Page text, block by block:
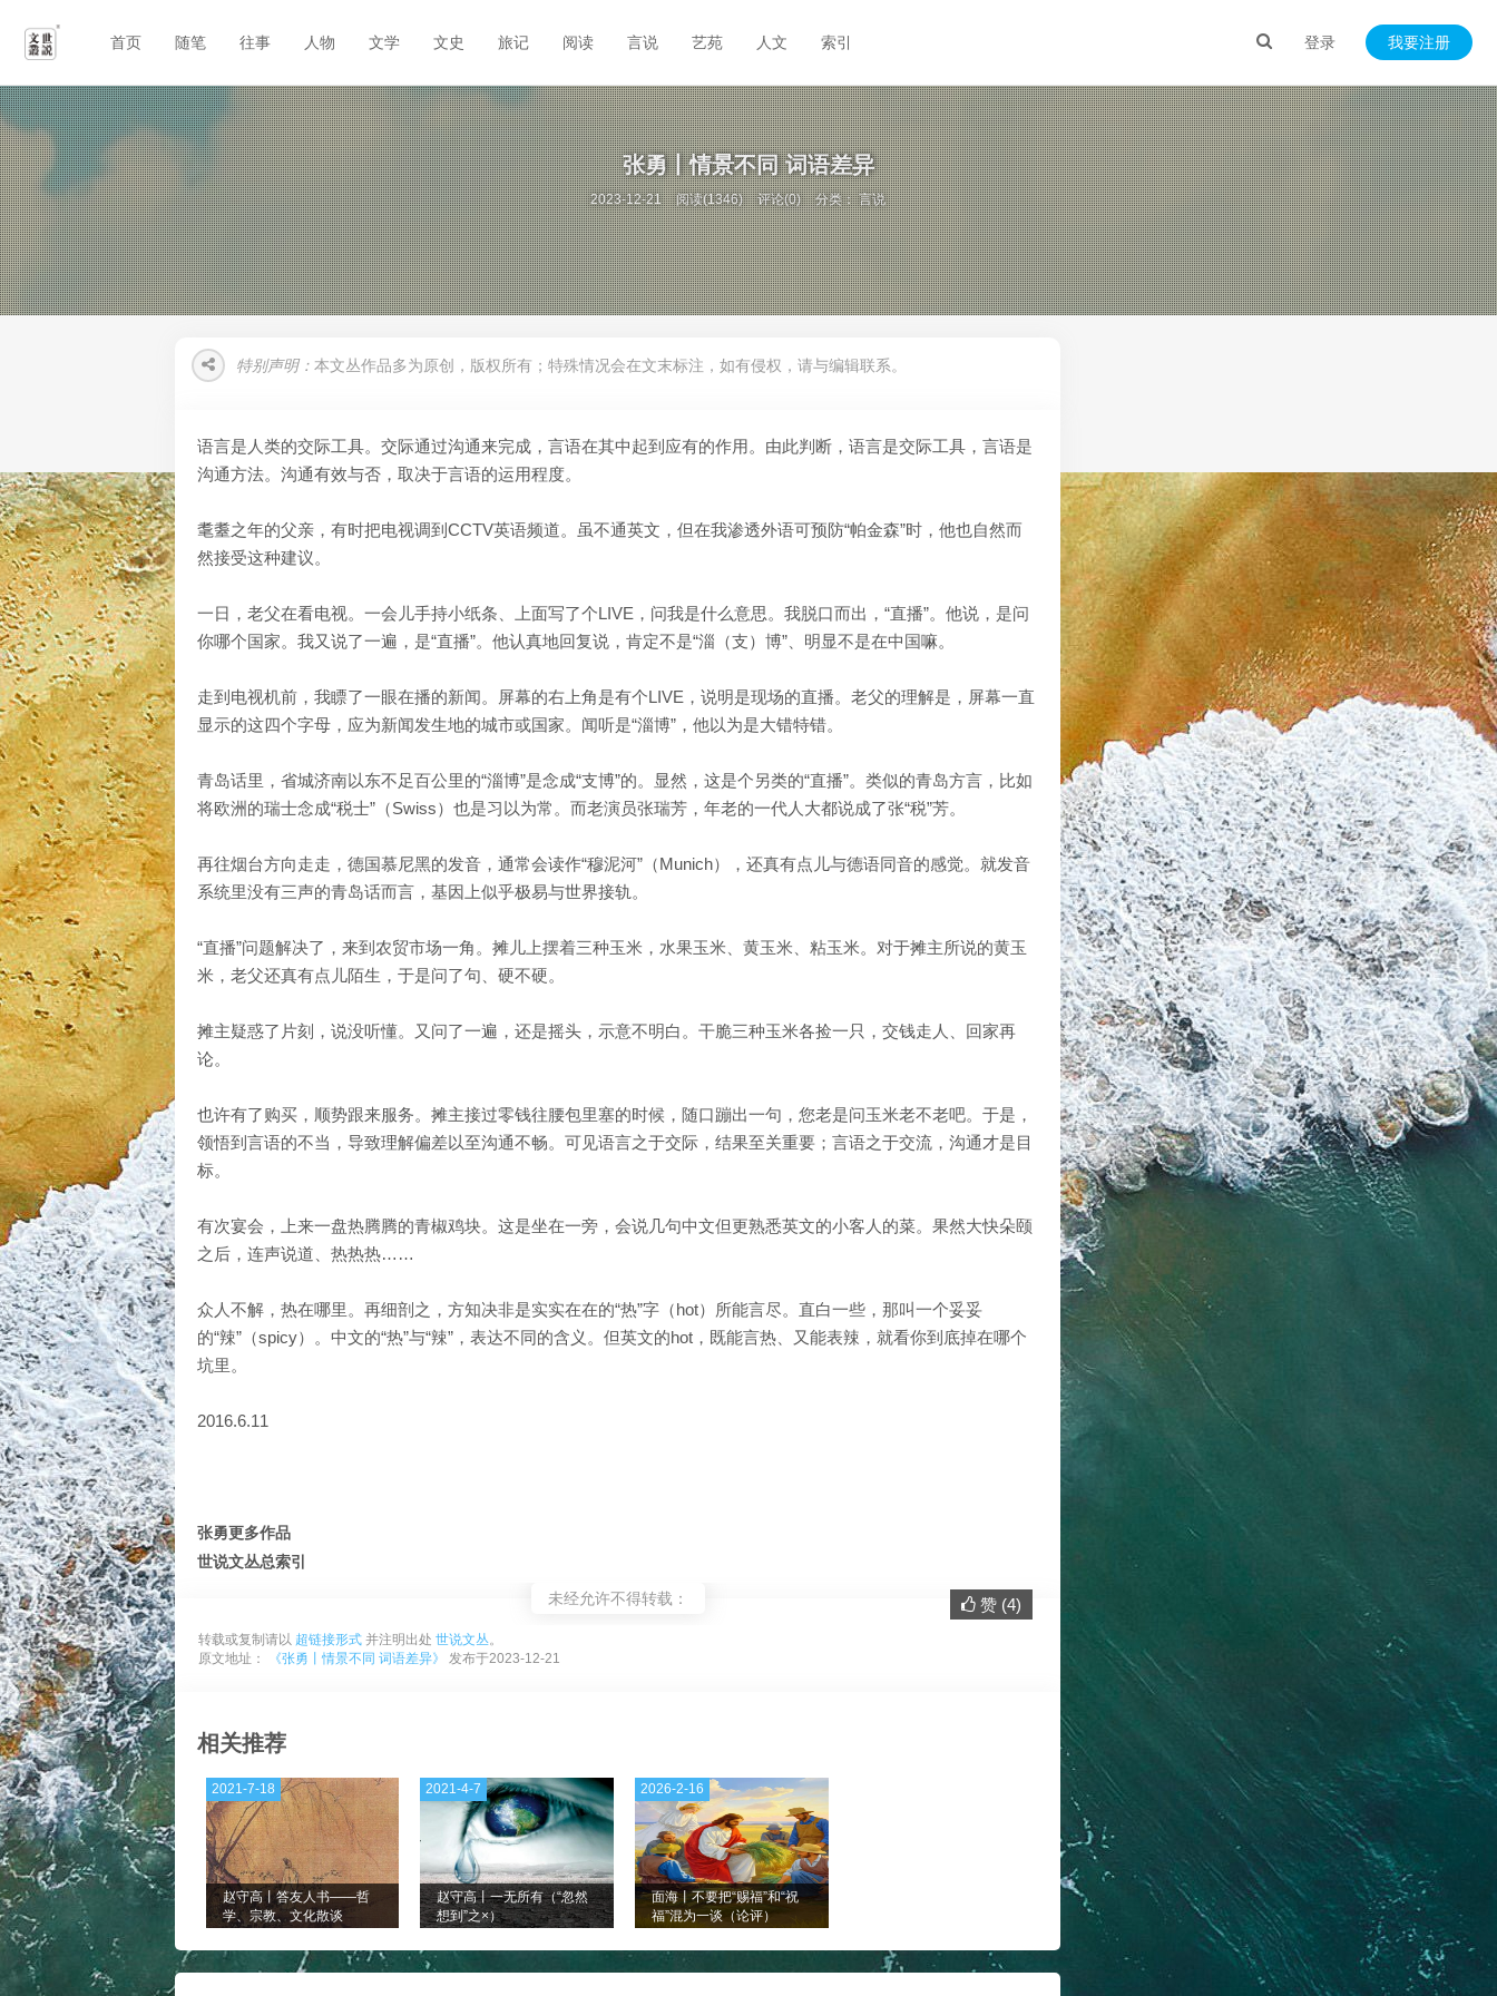
登录 我要注册
首页 随笔 往事 人物 文学 文史 旅记 阅读 言说 艺苑 人文 索引
张勇丨情景不同 词语差异
2023-12-21 阅读(1346) 评论(0) 分类：言说
特别声明： 本文丛作品多为原创，版权所有；特殊情况会在文末标注，如有侵权，请与编辑联系。
语言是人类的交际工具。交际通过沟通来完成，言语在其中起到应有的作用。由此判断，语言是交际工具，言语是
沟通方法。沟通有效与否，取决于言语的运用程度。
耄耋之年的父亲，有时把电视调到CCTV英语频道。虽不通英文，但在我渗透外语可预防“帕金森”时，他也自然而
然接受这种建议。
一日，老父在看电视。一会儿手持小纸条、上面写了个LIVE，问我是什么意思。我脱口而出，“直播”。他说，是问
你哪个国家。我又说了一遍，是“直播”。他认真地回复说，肯定不是“淄（支）博”、明显不是在中国嘛。
走到电视机前，我瞟了一眼在播的新闻。屏幕的右上角是有个LIVE，说明是现场的直播。老父的理解是，屏幕一直
显示的这四个字母，应为新闻发生地的城市或国家。闻听是“淄博”，他以为是大错特错。
青岛话里，省城济南以东不足百公里的“淄博”是念成“支博”的。显然，这是个另类的“直播”。类似的青岛方言，比如
将欧洲的瑞士念成“税士”（Swiss）也是习以为常。而老演员张瑞芳，年老的一代人大都说成了张“税”芳。
再往烟台方向走走，德国慕尼黑的发音，通常会读作“穆泥河”（Munich），还真有点儿与德语同音的感觉。就发音
系统里没有三声的青岛话而言，基因上似乎极易与世界接轨。
“直播”问题解决了，来到农贸市场一角。摊儿上摆着三种玉米，水果玉米、黄玉米、粘玉米。对于摊主所说的黄玉
米，老父还真有点儿陌生，于是问了句、硬不硬。
摊主疑惑了片刻，说没听懂。又问了一遍，还是摇头，示意不明白。干脆三种玉米各捡一只，交钱走人、回家再
论。
也许有了购买，顺势跟来服务。摊主接过零钱往腰包里塞的时候，随口蹦出一句，您老是问玉米老不老吧。于是，
领悟到言语的不当，导致理解偏差以至沟通不畅。可见语言之于交际，结果至关重要；言语之于交流，沟通才是目
标。
有次宴会，上来一盘热腾腾的青椒鸡块。这是坐在一旁，会说几句中文但更熟悉英文的小客人的菜。果然大快朵颐
之后，连声说道、热热热……
众人不解，热在哪里。再细剖之，方知决非是实实在在的“热”字（hot）所能言尽。直白一些，那叫一个妥妥
的“辣”（spicy）。中文的“热”与“辣”，表达不同的含义。但英文的hot，既能言热、又能表辣，就看你到底掉在哪个
坑里。
2016.6.11
张勇更多作品
世说文丛总索引
赞 (4)
未经允许不得转载：
转载或复制请以 超链接形式 并注明出处 世说文丛。
原文地址：
《张勇丨情景不同 词语差异》 发布于2023-12-21
相关推荐
赵守高丨答友人书——哲
学、宗教、文化散谈
2021-7-18
赵守高丨一无所有（“忽然
想到”之×）
2021-4-7
面海丨不要把“赐福”和“祝
福”混为一谈（论评）
2026-2-16